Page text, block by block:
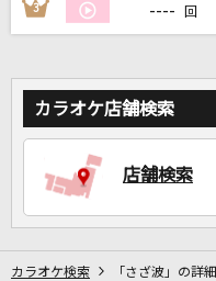
自宅で
家族や友達
3 ---- 回
カラオケ店舗検索
店舗検索
カラオケ検索 「さざ波」の詳細